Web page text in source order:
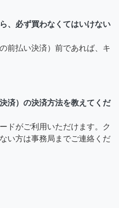
、必ず買わなくてはいけない
前払い決済）前であれば、キ
済）の決済方法を教えてくだ
ドがご利用いただけます。ク
い方は事務局までご連絡くだ